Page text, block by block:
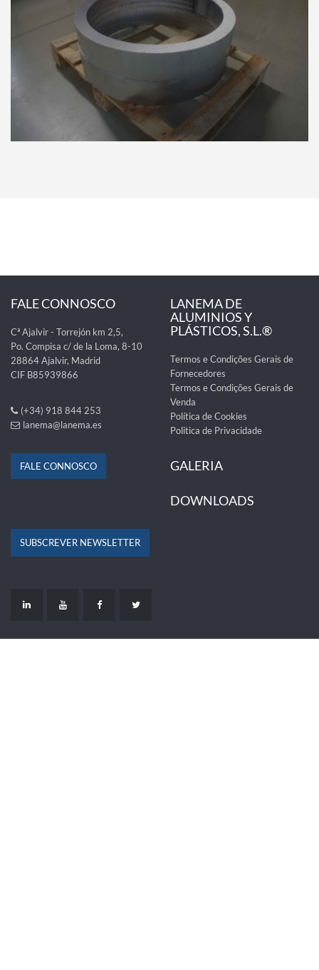
FALE CONNOSCO
Cª Ajalvir - Torrejón km 2,5,
Po. Compisa c/ de la Loma, 8-10
28864 Ajalvir, Madrid
CIF B85939866
(+34) 918 844 253
lanema@lanema.es
FALE CONNOSCO
LANEMA DE
ALUMINIOS Y
PLÁSTICOS, S.L.®
Termos e Condições Gerais de
Fornecedores
Termos e Condições Gerais de
Venda
Política de Cookies
Politica de Privacidade
GALERIA
DOWNLOADS
SUBSCREVER NEWSLETTER